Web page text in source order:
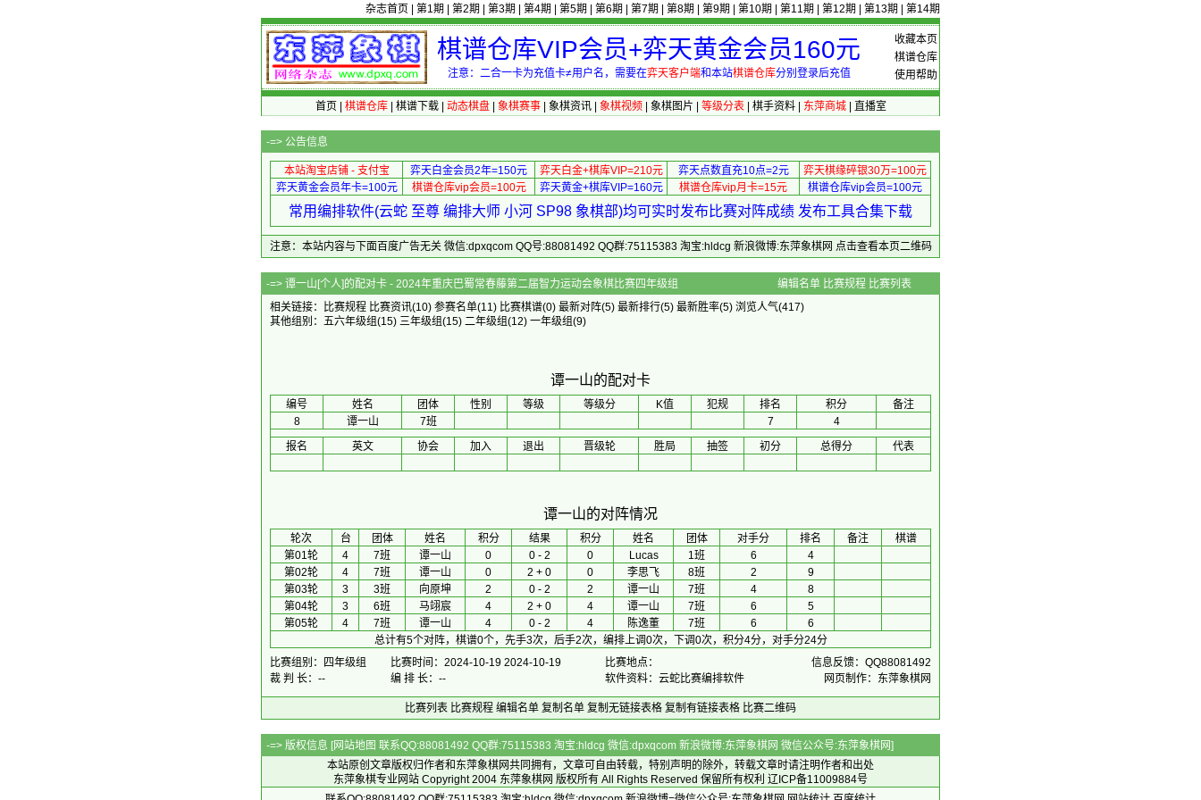
杂志首页 第1期 第2期 第3期 第4期 第5期 第6期 第7期 第8期 第9期 第10期 第11期 第12期 第13期 第14期
收藏本页
棋谱仓库
使用帮助
棋谱仓库VIP会员+弈天黄金会员160元
注意：二合一卡为充值卡≠用户名，需要在弈天客户端和本站棋谱仓库分别登录后充值
首页 棋谱仓库| 棋谱下载| 动态棋盘| 象棋赛事| 象棋资讯| 象棋视频 象棋图片 等级分表| 棋手资料| 东萍商城| 直播室
-=> 公告信息
本站淘宝店铺 - 支付宝 弈天白金会员2年=150元 弈天白金+棋库VIP=210元 弈天点数直充10点=2元
弈天棋缘碎银30万=100元
弈天黄金会员年卡=100元
棋谱仓库vip会员=100元 弈天黄金+棋库VIP=160元 棋谱仓库vip月卡=15元 棋谱仓库vip会员=100元
常用编排软件(云蛇 至尊 编排大师 小河 SP98 象棋部)均可实时发布比赛对阵成绩 发布工具合集下载
注意：本站内容与下面百度广告无关 微信:dpxqcom QQ号:88081492 QQ群:75115383 淘宝:hldcg 新浪微博:东萍象棋网 点击查看本页二维码
-=> 谭一山[个人]的配对卡 - 2024年重庆巴蜀常春藤第二届智力运动会象棋比赛四年级组 编辑名单 比赛规程 比赛列表
相关链接：
比赛规程 比赛资讯(10) 参赛名单(11) 比赛棋谱(0) 最新对阵(5) 最新排行(5) 最新胜率(5) 浏览人气(417)
其他组别： 五六年级组(15) 三年级组(15) 二年级组(12) 一年级组(9)
谭一山的配对卡
编号 姓名 团体 性别 等级 等级分 K值 犯规 排名 积分
备注
8
谭一山 7班 7
4
报名
英文 协会 加入 退出 晋级轮 胜局 抽签 初分 总得分 代表
谭一山的对阵情况
轮次 台 团体 姓名 积分 结果 积分 姓名 团体 对手分 排名 备注
棋谱
第01轮
4 7班 谭一山 0 0 - 2 0 Lucas 1班 6
4
第02轮
4 7班 谭一山 0 2 + 0 0 李思飞 8班 2
9
第03轮
3 3班 向原坤 2 0 - 2 2 谭一山 7班 4
8
第04轮
3 6班 马翊宸 4 2 + 0 4 谭一山 7班 6
5
第05轮
4 7班 谭一山 4 0 - 2 4 陈逸董 7班 6
6
总计有5个对阵，棋谱0个，先手3次，后手2次，编排上调0次，下调0次，积分4分，对手分24分
比赛组别：四年级组
比赛时间：2024-10-19 2024-10-19 比赛地点：
信息反馈：QQ88081492
裁 判 长：--
编 排 长：-- 软件资料：云蛇比赛编排软件 网页制作：东萍象棋网
比赛列表 比赛规程 编辑名单 复制名单 复制无链接表格 复制有链接表格 比赛二维码
-=> 版权信息 [网站地图 联系QQ:88081492 QQ群:75115383 淘宝:hldcg 微信:dpxqcom 新浪微博:东萍象棋网 微信公众号:东萍象棋网]
本站原创文章版权归作者和 东萍象棋网共同拥有，文章可自由转载，特别声明的除外，转载文章时请注明作者和出处
东萍象棋专业网站 Copyright 2004 东萍象棋网 版权所有 All Rights Reserved 保留所有权利 辽ICP备11009884号